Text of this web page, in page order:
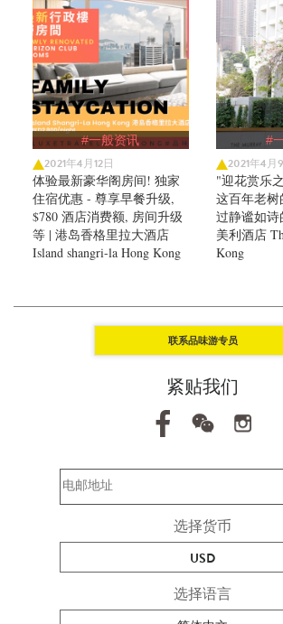
#一般资讯
2021年4月12日
体验最新豪华阁房间! 独家
住宿优惠 - 尊享早餐升级,
$780 酒店消费额, 房间升级
等 | 港岛香格里拉大酒店
Island shangri-la Hong Kong
#
2021年4月
"迎花赏乐
这百年老
过静谧如
美利酒店
Kong
联系品味游专员
紧贴我们
选择货币
USD
选择语言